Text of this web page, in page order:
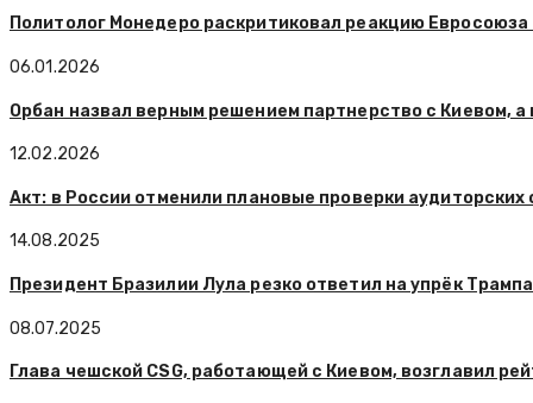
Политолог Монедеро раскритиковал реакцию
06.01.2026
Орбан назвал верным решением партнерство с Киевом, а
12.02.2026
Акт: в России отменили плановые проверки аудиторских
14.08.2025
Президент Бразилии Лула резко ответил на упрёк
08.07.2025
Глава чешской CSG, работающей с Киевом, возглавил